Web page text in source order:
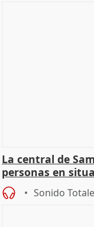
La central de
personas en
de Calor
Sonido